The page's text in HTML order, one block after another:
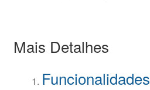
Mais Detalhes
Funcionalidades